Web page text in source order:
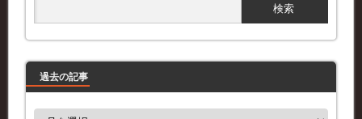
過去の記事
過